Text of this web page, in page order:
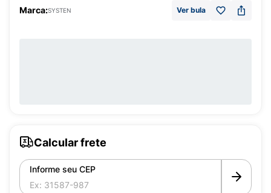
Marca:SYSTEN Ver bula
Calcular frete
Informe seu CEP